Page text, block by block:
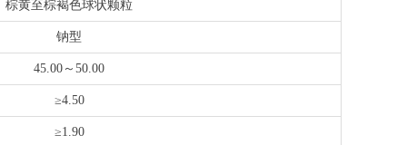
棕黄至棕褐色球状颗粒
钠型
45.00～50.00
≥4.50
≥1.90